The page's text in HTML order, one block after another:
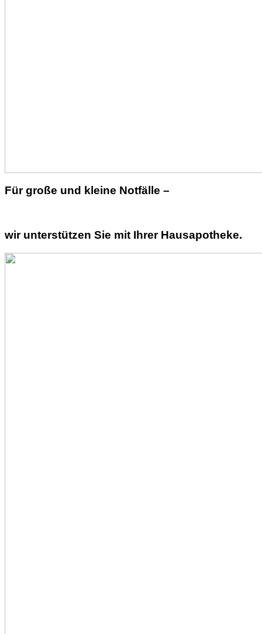
Für große und kleine Notfälle –
wir unterstützen Sie mit Ihrer Hausapotheke.